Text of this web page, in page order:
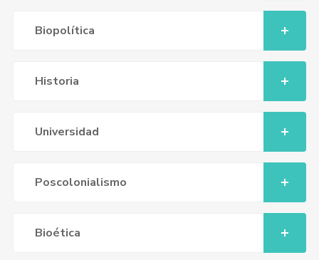
Biopolítica
Historia
Universidad
Poscolonialismo
Bioética